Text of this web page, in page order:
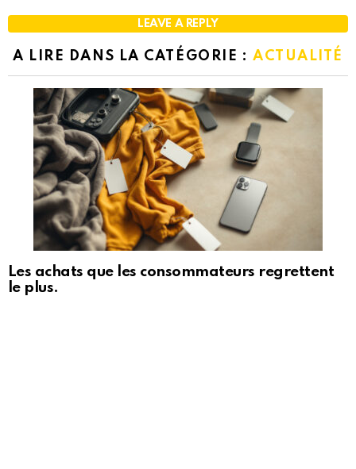
LEAVE A REPLY
A LIRE DANS LA CATÉGORIE : ACTUALITÉ
Les achats que les consommateurs regrettent
le plus.